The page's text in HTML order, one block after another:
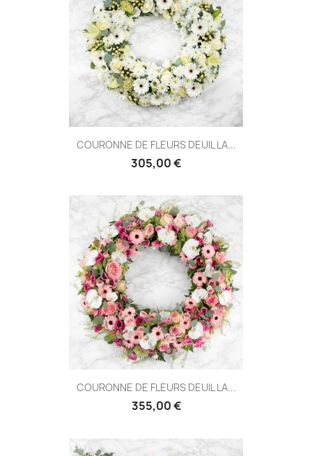
COURONNE DE FLEURS DEUIL LA...
305,00 €
COURONNE DE FLEURS DEUIL LA...
355,00 €